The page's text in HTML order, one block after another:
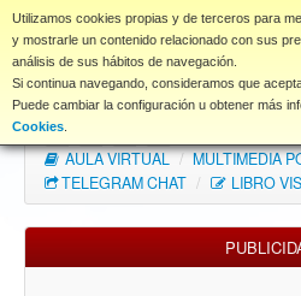
Utilizamos cookies propias y de terceros para
y mostrarle un contenido relacionado con sus
análisis de sus hábitos de navegación.
Si continua navegando, consideramos que
Puede cambiar la configuración u obtener más
Cookies
www.coet.es
Portal
Índice Foros
FAQ
NORMAS FORO
Descargas
AULA VIRTUAL / MULTIMEDIA
TELEGRAM CHAT / LIBRO